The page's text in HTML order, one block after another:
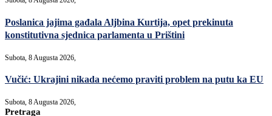
Poslanica jajima gađala Aljbina Kurtija, opet prekinuta
konstitutivna sjednica parlamenta u Prištini
Subota, 8 Augusta 2026,
Vučić: Ukrajini nikada nećemo praviti problem na putu ka EU
Subota, 8 Augusta 2026,
Pretraga